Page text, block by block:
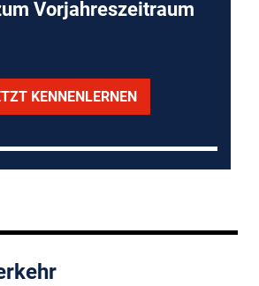
Vorjahreszeitraum
KENNENLERNEN